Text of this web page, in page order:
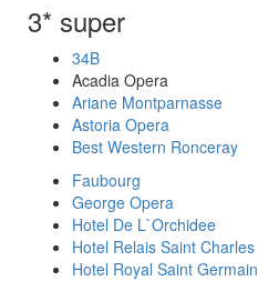
3* super
34B
Acadia Opera
Ariane Montparnasse
Astoria Opera
Best Western Ronceray
Faubourg
George Opera
Hotel De L`Orchidee
Hotel Relais Saint Charles
Hotel Royal Saint Germain